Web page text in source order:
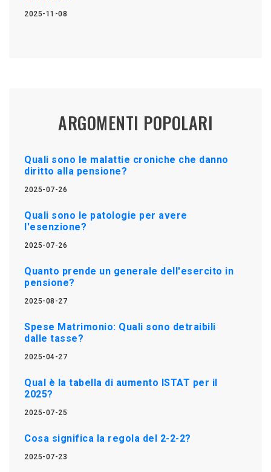
2025-11-08
ARGOMENTI POPOLARI
Quali sono le malattie croniche che danno
diritto alla pensione?
2025-07-26
Quali sono le patologie per avere
l'esenzione?
2025-07-26
Quanto prende un generale dell'esercito in
pensione?
2025-08-27
Spese Matrimonio: Quali sono detraibili
dalle tasse?
2025-04-27
Qual è la tabella di aumento ISTAT per il
2025?
2025-07-25
Cosa significa la regola del 2-2-2?
2025-07-23